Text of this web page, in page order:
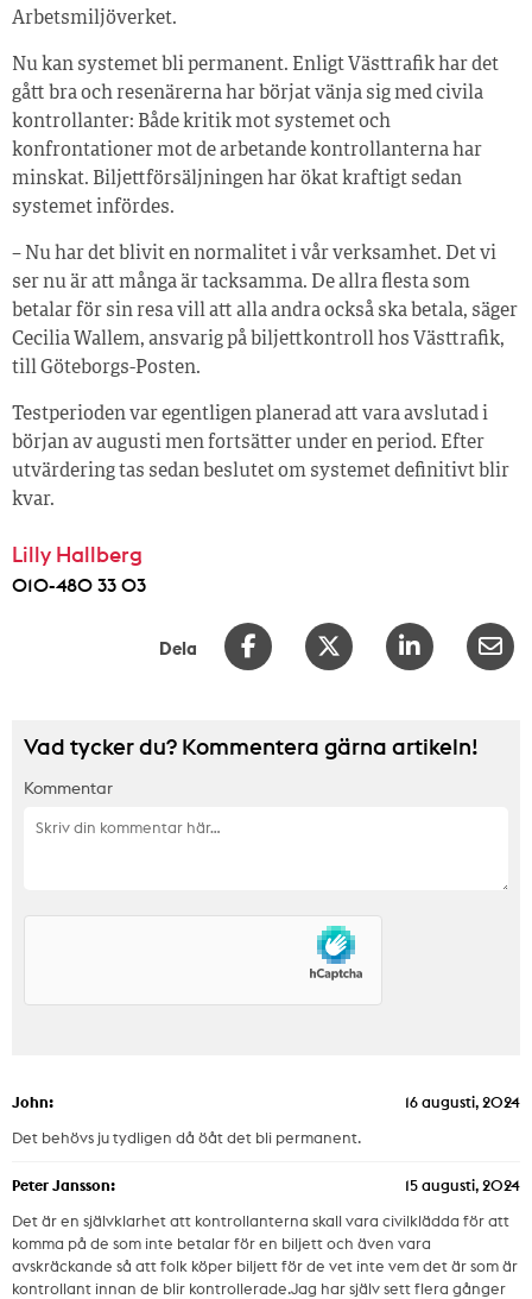
Arbetsmiljöverket.
Nu kan systemet bli permanent. Enligt Västtrafik har det
gått bra och resenärerna har börjat vänja sig med civila
kontrollanter: Både kritik mot systemet och
konfrontationer mot de arbetande kontrollanterna har
minskat. Biljettförsäljningen har ökat kraftigt sedan
systemet infördes.
– Nu har det blivit en normalitet i vår verksamhet. Det vi
ser nu är att många är tacksamma. De allra flesta som
betalar för sin resa vill att alla andra också ska betala, säger
Cecilia Wallem, ansvarig på biljettkontroll hos Västtrafik,
till Göteborgs-Posten.
Testperioden var egentligen planerad att vara avslutad i
början av augusti men fortsätter under en period. Efter
utvärdering tas sedan beslutet om systemet definitivt blir
kvar.
Lilly Hallberg
010-480 33 03
Dela
Vad tycker du? Kommentera gärna artikeln!
Kommentar
John:
16 augusti, 2024
Det behövs ju tydligen då öåt det bli permanent.
Peter Jansson:
15 augusti, 2024
Det är en självklarhet att kontrollanterna skall vara civilklädda för att
komma på de som inte betalar för en biljett och även vara
avskräckande så att folk köper biljett för de vet inte vem det är som är
kontrollant innan de blir kontrollerade.Jag har själv sett flera gånger